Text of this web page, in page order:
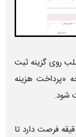
روی گزینه ثبت‌
«پرداخت هزینه
شود.
30 دقیقه فرصت دارد تا